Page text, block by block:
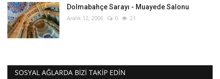
Dolmabahçe Sarayı - Muayede Salonu
Aralık 12, 2006 0 21
SOSYAL AĞLARDA BIZI TAKIP EDIN